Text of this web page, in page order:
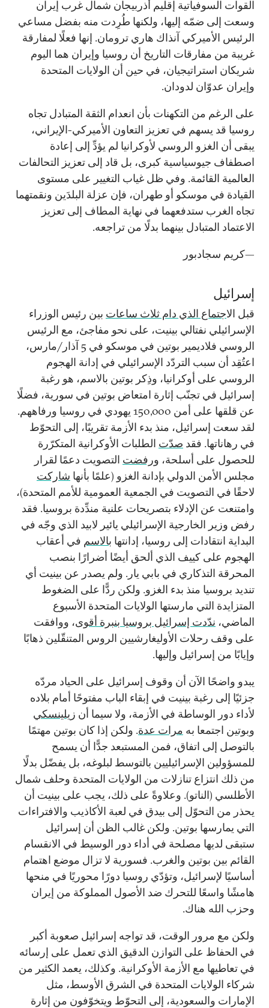
القوات السوفياتية إقليم أذربيجان شمال غرب إيران
وسعت إلى ضمّه إليها، ولكنها طُرِدت منه بفضل مساعي
الرئيس الأميركي آنذاك هاري ترومان. إنها فعلًا لمفارقة
غريبة من مفارقات التاريخ أن روسيا وإيران هما اليوم
شريكان استراتيجيان، في حين أن الولايات المتحدة
وإيران عدوّان لدودان.
على الرغم من التكهنات بأن انعدام الثقة المتبادل تجاه
روسيا قد يسهم في تعزيز التعاون الأميركي-الإيراني،
يبقى أن الغزو الروسي لأوكرانيا لم يؤدِّ إلى إعادة
اصطفاف جيوسياسية كبرى، بل قاد إلى تعزيز التحالفات
العالمية القائمة. وفي ظل غياب التغيير على مستوى
القيادة في موسكو أو طهران، فإن عزلة البلدَين ونقمتهما
تجاه الغرب ستدفعهما في نهاية المطاف إلى تعزيز
الاعتماد المتبادل بينهما بدلًا من تراجعه.
—كريم سجادبور
إسرائيل
قبل الاجتماع الذي دام ثلاث ساعات بين رئيس الوزراء
الإسرائيلي نفتالي بينيت، على نحو مفاجئ، مع الرئيس
الروسي فلاديمير بوتين في موسكو في 5 آذار/مارس،
اعتُقِد أن سبب التردّد الإسرائيلي في إدانة الهجوم
الروسي على أوكرانيا، وذِكر بوتين بالاسم، هو رغبة
إسرائيل في تجنّب إثارة امتعاض بوتين في سورية، فضلًا
عن قلقها على أمن 150,000 يهودي في روسيا ورفاههم.
لقد سعت إسرائيل، منذ بدء الأزمة تقريبًا، إلى التحوّط
في رهاناتها. فقد صدّت الطلبات الأوكرانية المتكرّرة
للحصول على أسلحة، ورفضت التصويت دعمًا لقرار
مجلس الأمن الدولي بإدانة الغزو (علمًا بأنها شاركت
لاحقًا في التصويت في الجمعية العمومية للأمم المتحدة)،
وامتنعت عن الإدلاء بتصريحات علنية مندِّدة بروسيا. فقد
رفض وزير الخارجية الإسرائيلي يائير لابيد الذي وجّه في
البداية انتقادات إلى روسيا، إدانتها بالاسم في أعقاب
الهجوم على كييف الذي ألحق أيضًا أضرارًا بنصب
المحرقة التذكاري في بابي يار. ولم يصدر عن بينيت أي
تنديد بروسيا منذ بدء الغزو. ولكن ردًّا على الضغوط
المتزايدة التي مارستها الولايات المتحدة الأسبوع
الماضي، ندّدت إسرائيل بروسيا بنبرة أقوى، ووافقت
على وقف رحلات الأوليغارشيين الروس المتنقّلين ذهابًا
وإيابًا من إسرائيل وإليها.
يبدو واضحًا الآن أن وقوف إسرائيل على الحياد مردّه
جزئيًا إلى رغبة بينيت في إبقاء الباب مفتوحًا أمام بلاده
لأداء دور الوساطة في الأزمة، ولا سيما أن زيلينسكي
وبوتين اجتمعا به مرات عدة. ولكن إذا كان بوتين مهتمًا
بالتوصل إلى اتفاق، فمن المستبعد جدًّا أن يسمح
للمسؤولين الإسرائيليين بالتوسط لبلوغه، بل يفضّل بدلًا
من ذلك انتزاع تنازلات من الولايات المتحدة وحلف شمال
الأطلسي (الناتو). وعلاوةً على ذلك، يجب على بينيت أن
يحذر من التحوّل إلى بيدق في لعبة الأكاذيب والافتراءات
التي يمارسها بوتين. ولكن غالب الظن أن إسرائيل
ستبقى لديها مصلحة في أداء دور الوسيط في الانقسام
القائم بين بوتين والغرب. فسورية لا تزال موضع اهتمام
أساسيًا لإسرائيل، وتؤدّي روسيا دورًا محوريًا في منحها
هامشًا واسعًا للتحرك ضد الأصول المملوكة من إيران
وحزب الله هناك.
ولكن مع مرور الوقت، قد تواجه إسرائيل صعوبة أكبر
في الحفاظ على التوازن الدقيق الذي تعمل على إرسائه
في تعاطيها مع الأزمة الأوكرانية. وكذلك، يعمد الكثير من
شركاء الولايات المتحدة في الشرق الأوسط، مثل
الإمارات والسعودية، إلى التحوّط ويتخوّفون من إثارة